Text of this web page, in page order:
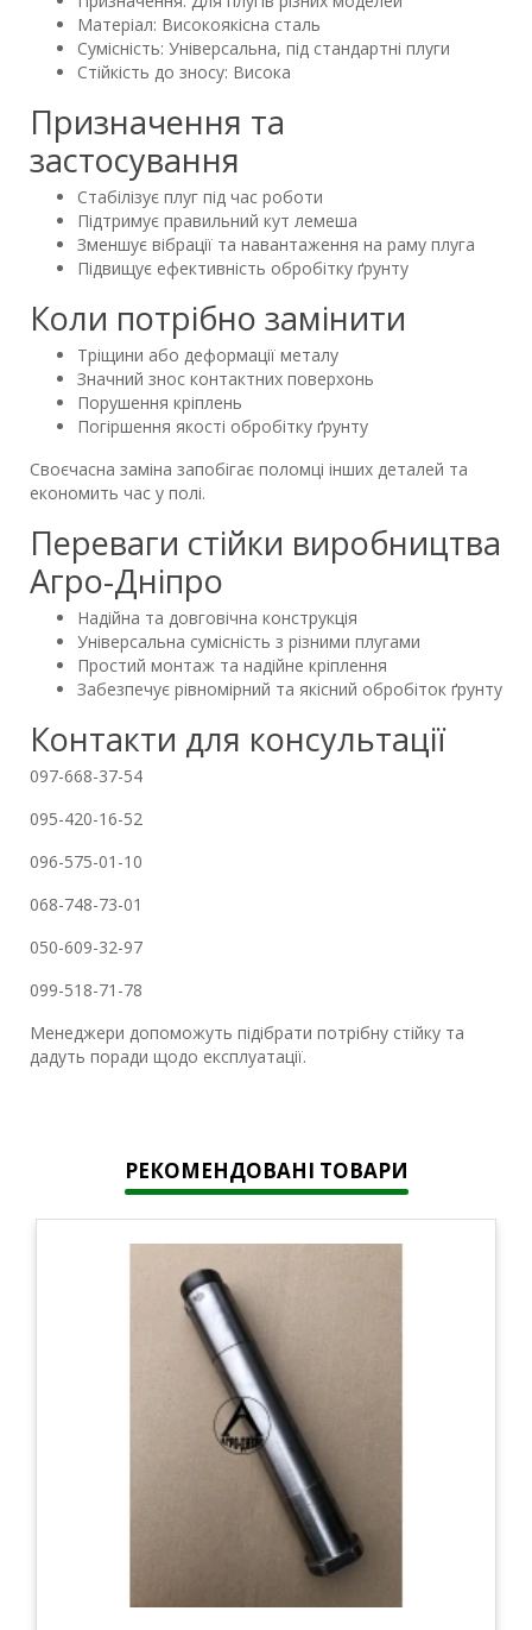
Матеріал: Високоякісна сталь
Сумісність: Універсальна, під стандартні плуги
Стійкість до зносу: Висока
Призначення та
застосування
Стабілізує плуг під час роботи
Підтримує правильний кут лемеша
Зменшує вібрації та навантаження на раму плуга
Підвищує ефективність обробітку ґрунту
Коли потрібно замінити
Тріщини або деформації металу
Значний знос контактних поверхонь
Порушення кріплень
Погіршення якості обробітку ґрунту
Своєчасна заміна запобігає поломці інших деталей та
економить час у полі.
Переваги стійки виробництва
Агро-Дніпро
Надійна та довговічна конструкція
Універсальна сумісність з різними плугами
Простий монтаж та надійне кріплення
Забезпечує рівномірний та якісний обробіток ґрунту
Контакти для консультації
097-668-37-54
095-420-16-52
096-575-01-10
068-748-73-01
050-609-32-97
099-518-71-78
Менеджери допоможуть підібрати потрібну стійку та
дадуть поради щодо експлуатації.
РЕКОМЕНДОВАНІ ТОВАРИ